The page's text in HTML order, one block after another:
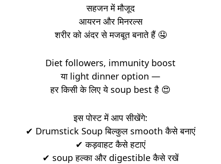
सहजन में मौजूद
आयरन और मिनरल्स
शरीर को अंदर से मजबूत बनाते हैं 🤤
Diet followers, immunity boost
या light dinner option —
हर किसी के लिए ये soup best है 😍
इस पोस्ट में आप सीखेंगे:
✔ Drumstick Soup बिल्कुल smooth कैसे बनाएं
✔ कड़वाहट कैसे हटाएं
✔ soup हल्का और digestible कैसे रखें